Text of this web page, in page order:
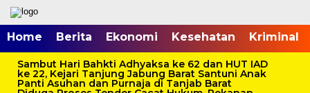
Home Berita Ekonomi Kesehatan Kriminal
Sambut Hari Bahkti Adhyaksa ke 62 dan HUT IAD
ke 22, Kejari Tanjung Jabung Barat Santuni Anak
Panti Asuhan dan Purnaja di Tanjab Barat